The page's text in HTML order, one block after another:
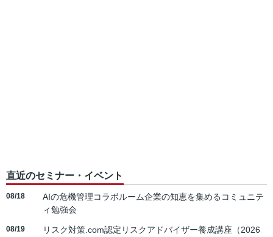
直近のセミナー・イベント
08/18
AIの危機管理コラボルーム企業の知恵を集めるコミュニテ
ィ勉強会
08/19
リスク対策.com認定リスクアドバイザー養成講座（2026